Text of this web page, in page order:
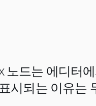
노드는 에디터
시되는 이유는